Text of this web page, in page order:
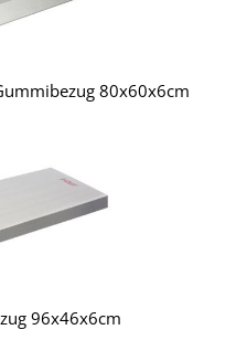
80x60x6cm
96x46x6cm